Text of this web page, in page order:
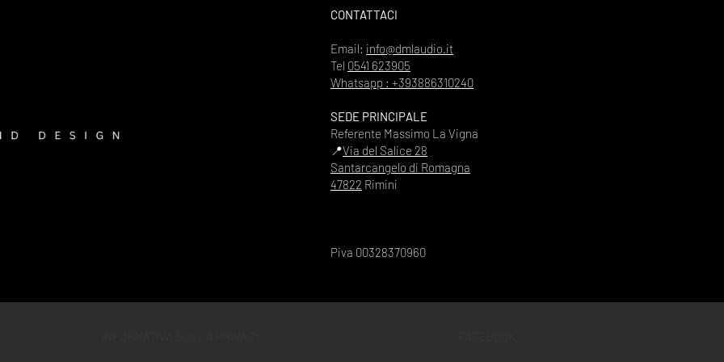
CONTATTACI
Email: info@dmlaudio.it
Tel 0541 623905
Whatsapp : +393886310240
SEDE PRINCIPALE
Referente Massimo La Vigna
📍Via del Salice 28
Santarcangelo di Romagna
47822 Rimini
Piva 00328370960
INFORMATIVA SULLA PRIVACY
FACEBOOK